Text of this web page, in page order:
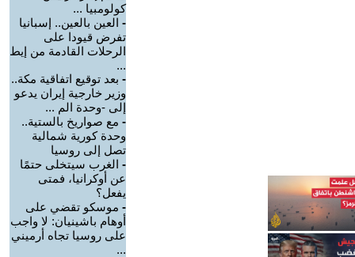
كولومبيا ...
- العين بالعين.. إسبانيا
تفرض قيودا على
الرحلات القادمة من إيط
...
- بعد توقيع اتفاقية مكة..
وزير خارجية إيران يدعو
إلى -وحدة الم ...
- مع صواريخ بالستية..
وحدة كورية شمالية
تصل إلى روسيا
- الغرب سيتخلى حتمًا
عن أوكرانيا، فمتى
يفعل؟
- موسكو تقضي على
أوهام باشينيان: لا واجب
على روسيا تجاه أرميني
...